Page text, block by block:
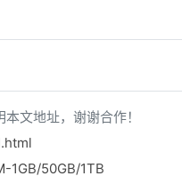
文地址，谢谢合作！
1GB/50GB/1TB